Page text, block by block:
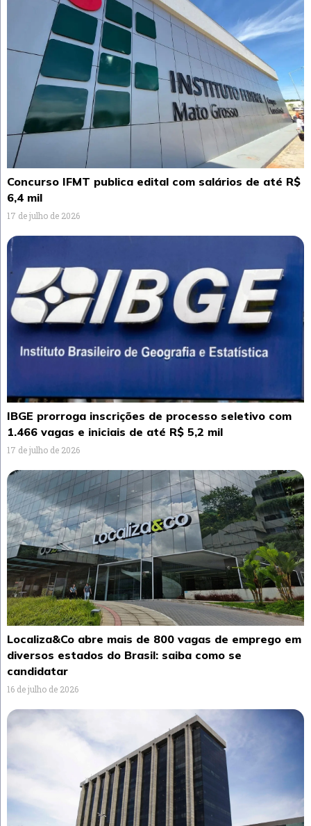
Concurso IFMT publica edital com salários de até R$
6,4 mil
17 de julho de 2026
IBGE prorroga inscrições de processo seletivo com
1.466 vagas e iniciais de até R$ 5,2 mil
17 de julho de 2026
Localiza&Co abre mais de 800 vagas de emprego em
diversos estados do Brasil: saiba como se
candidatar
16 de julho de 2026